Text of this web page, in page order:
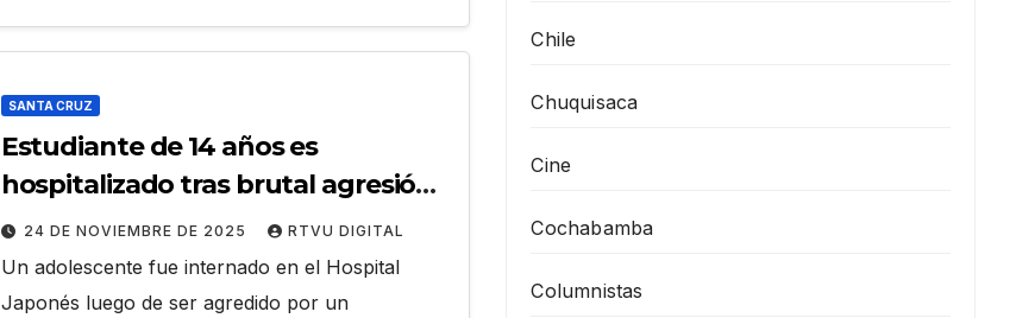
SANTA CRUZ
Estudiante de 14 años es
hospitalizado tras brutal agresión
dentro de su colegio en Santa Cruz
24 DE NOVIEMBRE DE 2025 RTVU DIGITAL
Un adolescente fue internado en el Hospital
Japonés luego de ser agredido por un
Chile
Chuquisaca
Cine
Cochabamba
Columnistas